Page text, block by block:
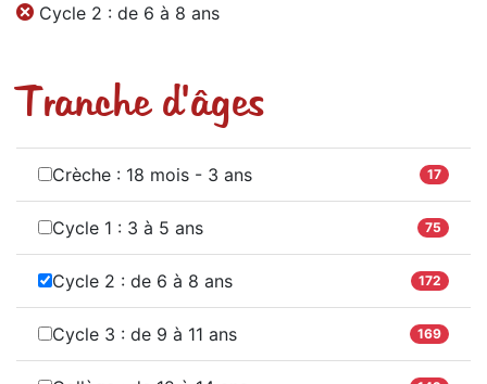
Cycle 2 : de 6 à 8 ans
Tranche d'âges
Crèche : 18 mois - 3 ans 17
Cycle 1 : 3 à 5 ans 75
Cycle 2 : de 6 à 8 ans 172
Cycle 3 : de 9 à 11 ans 169